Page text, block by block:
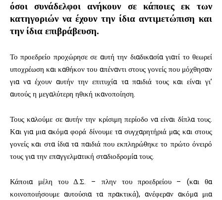
όσοι συνάδελφοι ανήκουν σε κάποιες εκ των
κατηγοριών να έχουν την ίδια αντιμετώπιση και
την ίδια επιβράβευση.
Το προεδρείο προχώρησε σε αυτή την διαδικασία γιατί το θεωρεί
υποχρέωση και καθήκον του απέναντι στους γονείς που μόχθησαν
για να έχουν αυτήν την επιτυχία τα παιδιά τους και είναι γι’
αυτούς η μεγαλύτερη ηθική ικανοποίηση.
Τους καλούμε σε αυτήν την κρίσιμη περίοδο να είναι δίπλα τους.
Και για μια ακόμα φορά δίνουμε τα συγχαρητήριά μας και στους
γονείς και στα ίδια τα παιδιά που εκπληρώθηκε το πρώτο όνειρό
τους για την επαγγελματική σταδιοδρομία τους.
Κάποια μέλη του Δ.Σ. – πλην του προεδρείου – (και θα
κοινοποιήσουμε αυτούσια τα πρακτικά), ανέφεραν ακόμα μια